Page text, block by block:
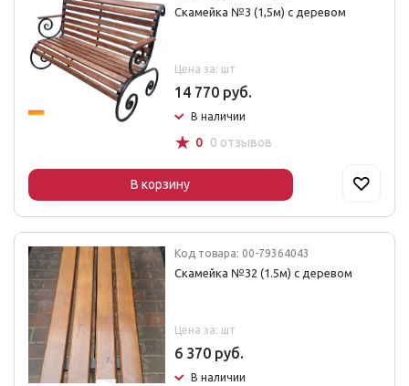
Скамейка №3 (1,5м) с деревом
Цена за: шт
14 770 руб.
В наличии
☆ 0 0 отзывов
В корзину
Код товара: 00-79364043
Скамейка №32 (1.5м) с деревом
Цена за: шт
6 370 руб.
В наличии